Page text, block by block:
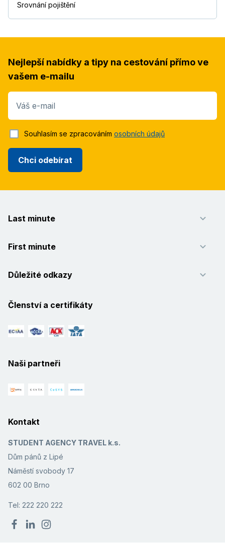
Srovnání pojištění
Nejlepší nabídky a tipy na cestování přímo ve
vašem e-mailu
Váš e-mail
Chci odebírat
Souhlasím se zpracováním osobních údajů
Last minute
First minute
Důležité odkazy
Členství a certifikáty
Naši partneři
Kontakt
STUDENT AGENCY TRAVEL k.s.
Dům pánů z Lipé
Náměstí svobody 17
602 00 Brno
Tel: 222 220 222